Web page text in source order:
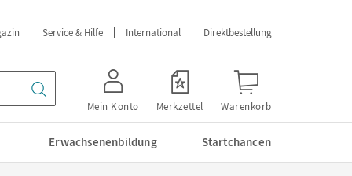
Service & Hilfe International Direktbestellung
Mein Konto Merkzettel Warenkorb
Erwachsenenbildung Startchancen